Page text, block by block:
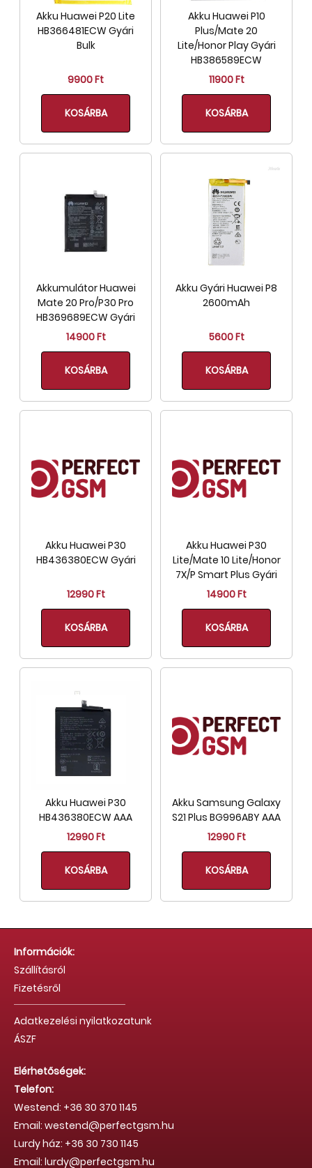
Akku Huawei P20 Lite
HB366481ECW Gyári
Bulk
9900 Ft
KOSÁRBA
Akku Huawei P10
Plus/Mate 20
Lite/Honor Play Gyári
HB386589ECW
11900 Ft
KOSÁRBA
Akkumulátor Huawei
Mate 20 Pro/P30 Pro
HB369689ECW Gyári
14900 Ft
KOSÁRBA
Akku Gyári Huawei P8
2600mAh
5600 Ft
KOSÁRBA
Akku Huawei P30
HB436380ECW Gyári
12990 Ft
KOSÁRBA
Akku Huawei P30
Lite/Mate 10 Lite/Honor
7X/P Smart Plus Gyári
14900 Ft
KOSÁRBA
Akku Huawei P30
HB436380ECW AAA
12990 Ft
KOSÁRBA
Akku Samsung Galaxy
S21 Plus BG996ABY AAA
12990 Ft
KOSÁRBA
Információk:
Szállításról
Fizetésről
Adatkezelési nyilatkozatunk
ÁSZF
Elérhetőségek:
Telefon:
Westend: +36 30 370 1145
Email: westend@perfectgsm.hu
Lurdy ház: +36 30 730 1145
Email: lurdy@perfectgsm.hu